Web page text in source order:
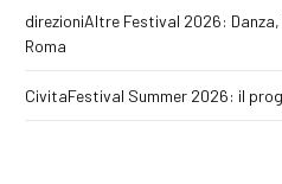
direzioniAltre Festival 2026:
Roma
CivitaFestival Summer 2026: il